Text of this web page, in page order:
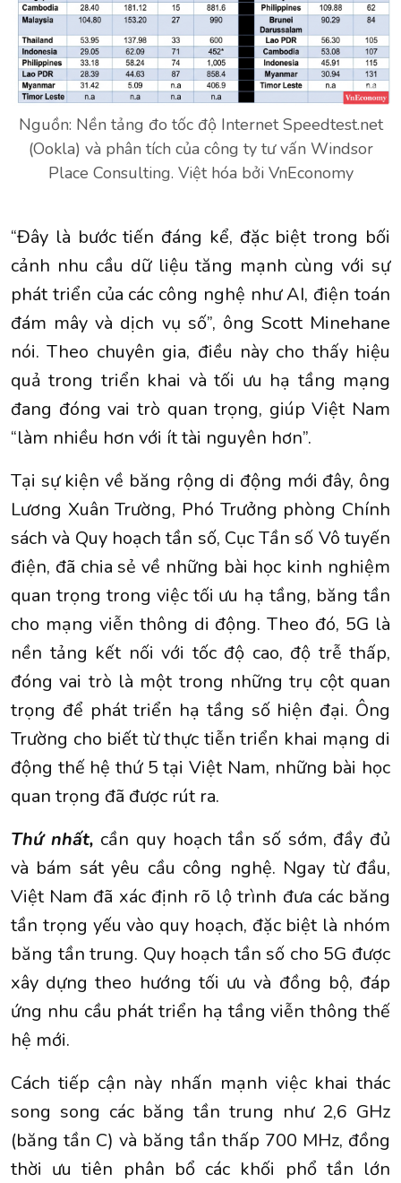
Nguồn: Nền tảng đo tốc độ Internet Speedtest.net
(Ookla) và phân tích của công ty tư vấn Windsor
Place Consulting. Việt hóa bởi VnEconomy
“Đây là bước tiến đáng kể, đặc biệt trong bối
cảnh nhu cầu dữ liệu tăng mạnh cùng với sự
phát triển của các công nghệ như AI, điện toán
đám mây và dịch vụ số”, ông Scott Minehane
nói. Theo chuyên gia, điều này cho thấy hiệu
quả trong triển khai và tối ưu hạ tầng mạng
đang đóng vai trò quan trọng, giúp Việt Nam
“làm nhiều hơn với ít tài nguyên hơn”.
Tại sự kiện về băng rộng di động mới đây, ông
Lương Xuân Trường, Phó Trưởng phòng Chính
sách và Quy hoạch tần số, Cục Tần số Vô tuyến
điện, đã chia sẻ về những bài học kinh nghiệm
quan trọng trong việc tối ưu hạ tầng, băng tần
cho mạng viễn thông di động. Theo đó, 5G là
nền tảng kết nối với tốc độ cao, độ trễ thấp,
đóng vai trò là một trong những trụ cột quan
trọng để phát triển hạ tầng số hiện đại. Ông
Trường cho biết từ thực tiễn triển khai mạng di
động thế hệ thứ 5 tại Việt Nam, những bài học
quan trọng đã được rút ra.
Thứ nhất, cần quy hoạch tần số sớm, đầy đủ
và bám sát yêu cầu công nghệ. Ngay từ đầu,
Việt Nam đã xác định rõ lộ trình đưa các băng
tần trọng yếu vào quy hoạch, đặc biệt là nhóm
băng tần trung. Quy hoạch tần số cho 5G được
xây dựng theo hướng tối ưu và đồng bộ, đáp
ứng nhu cầu phát triển hạ tầng viễn thông thế
hệ mới.
Cách tiếp cận này nhấn mạnh việc khai thác
song song các băng tần trung như 2,6 GHz
(băng tần C) và băng tần thấp 700 MHz, đồng
thời ưu tiên phân bổ các khối phổ tần lớn